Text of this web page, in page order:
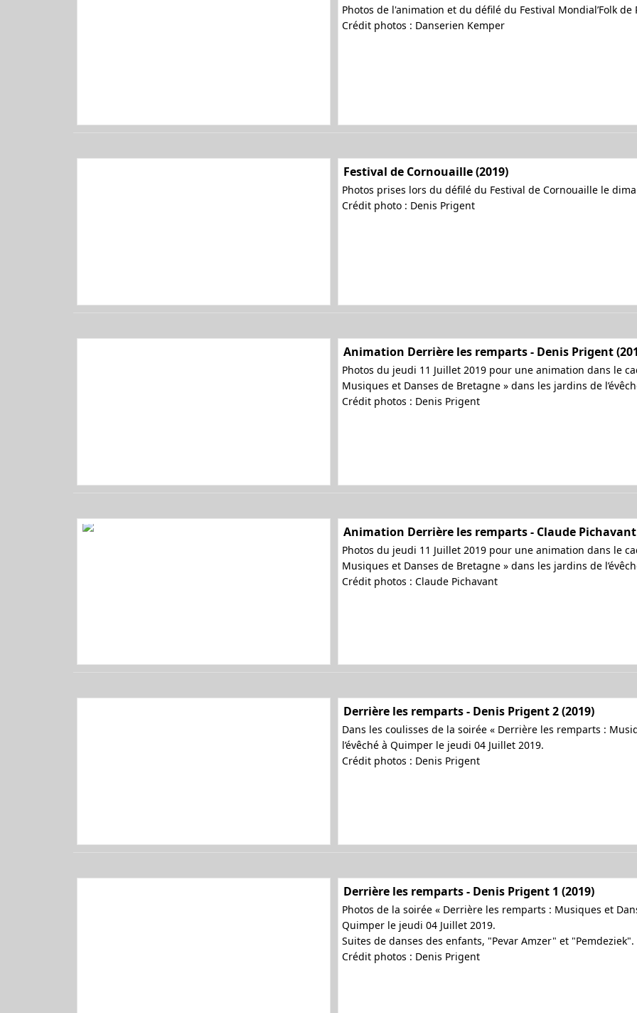
Photos de l'animation et du défilé du Festival Mondial’Folk
Crédit photos : Danserien Kemper
Festival de Cornouaille (2019)
Photos prises lors du défilé du Festival de Cornouaille le
Crédit photo : Denis Prigent
Animation Derrière les remparts - Denis Prigent
Photos du jeudi 11 Juillet 2019 pour une animation dans le
Musiques et Danses de Bretagne » dans les jardins de
Crédit photos : Denis Prigent
Animation Derrière les remparts - Claude Pichavant
Photos du jeudi 11 Juillet 2019 pour une animation dans le
Musiques et Danses de Bretagne » dans les jardins de
Crédit photos : Claude Pichavant
Derrière les remparts - Denis Prigent 2 (2019)
Dans les coulisses de la soirée « Derrière les remparts :
l’évêché à Quimper le jeudi 04 Juillet 2019.
Crédit photos : Denis Prigent
Derrière les remparts - Denis Prigent 1 (2019)
Photos de la soirée « Derrière les remparts : Musiques et
Quimper le jeudi 04 Juillet 2019.
Suites de danses des enfants, "Pevar Amzer" et "Pemdeziek".
Crédit photos : Denis Prigent